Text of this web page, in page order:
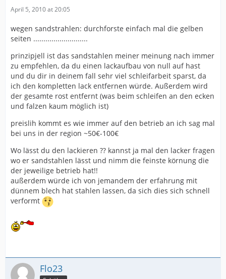
April 5, 2010 at 20:05
wegen sandstrahlen: durchforste einfach mal die gelben
seiten ...........................
prinzipjell ist das sandstahlen meiner meinung nach immer
zu empfehlen, da du einen lackaufbau von null auf hast
und du dir in deinem fall sehr viel schleifarbeit sparst, da
ich den kompletten lack entfernen würde. Außerdem wird
der gesamte rost entfernt (was beim schleifen an den ecken
und falzen kaum möglich ist)
preislih kommt es wie immer auf den betrieb an ich sag mal
bei uns in der region ~50€-100€
Wo lässt du den lackieren ?? kannst ja mal den lacker fragen
wo er sandstahlen lässt und nimm die feinste körnung die
der jeweilige betrieb hat!!
außerdem würde ich von jemandem der erfahrung mit
dünnem blech hat stahlen lassen, da sich dies sich schnell
verformt
Flo23